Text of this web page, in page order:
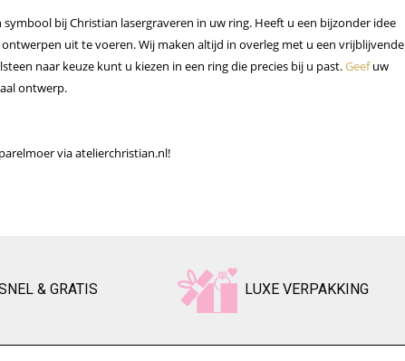
bij Christian lasergraveren in uw ring. Heeft u een bijzonder idee
uit te voeren. Wij maken altijd in overleg met u een vrijblijvende
naar keuze kunt u kiezen in een ring die precies bij u past.Geefuw
ontwerp.
via atelierchristian.nl!
& GRATIS LUXE VERPAKKING